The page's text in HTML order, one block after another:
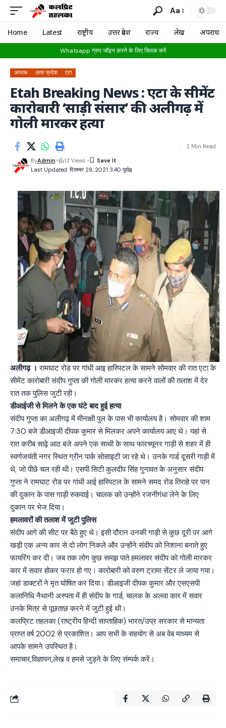
Aa
Home Latest राष्ट्रीय उत्तर प्रदेश राज्य लेख अपराध
Whatsapp ग्रुप जॉइन करने के लिए क्लिक करें
अपराध उत्तर प्रदेश एटा
Etah Breaking News : एटा के सीमेंट
कारोबारी ‘साड़ी संसार’ की अलीगढ़ में
गोली मारकर हत्या
Last Updated: दिसम्बर 28, 2021 3:40 पूर्वाह्न
ByAdmin 13 Views
2 Min Read
अलीगढ़ ।रामघाट रोड पर गांधी आइ हास्‍पिटल के सामने सोमवार की रात एटा के
सीमेंट कारोबारी संदीप गुप्ता की गोली मारकर हत्या करने वालों की तलाश में देर
रात तक पुलिस जुटी रही।
डीआईजी से मिलने के एक घंटे बाद हुई हत्या
संदीप गुप्ता का अलीगढ़ में मीनाक्षी पुल के पास भी कार्यालय है। सोमवार की शाम
7:30 बजे डीआइजी दीपक कुमार से मिलकर अपने कार्यालय आए थे। यहां से
रात करीब साढ़े आठ बजे अपने एक साथी के साथ फारच्यूनर गाड़ी से शहर में ही
स्वर्णजयंती नगर स्थित ग्रीन पार्क सोसाइटी जा रहे थे। उनके गार्ड दूसरी गाड़ी में
थे, जो पीछे चल रही थी। एसपी सिटी कुलदीप सिंह गुनावत के अनुसार संदीप
गुप्ता ने रामघाट रोड पर गांधी आई हास्पिटल के सामने समद रोड तिराहे पर पान
की दुकान के पास गाड़ी रुकवाई। चालक को उन्होंने रजनीगंधा लेने के लिए
दुकान पर भेज दिया।
हमलावरों की तलाश में जुटी पुलिस
संदीप आगे की सीट पर बैठे हुए थे। इसी दौरान उनकी गाड़ी से कुछ दूरी पर आगे
खड़ी एक अन्य कार से दो लाेग निकले और उन्होंने संदीप को निशाना बनाते हुए
फायरिंग कर दी। जब तक लोग कुछ समझ पाते हमलावर संदीप को गोली मारकर
कार में सवार होकर फरार हो गए। कारोबारी को वरुण ट्रामा सेंटर ले जाया गया।
जहां डाक्टरों ने मृत घोषित कर दिया। डीआइजी दीपक कुमार और एसएसपी
कलानिधि नैथानी अस्पता में ही संदीप के गार्ड, चालक के अलवा कार में सवार
उनके मित्र से पूछताछ करने में जुटी हुई थी।
कलप्रिट तहलका (राष्ट्रीय हिन्दी साप्ताहिक) भारत/उप्र सरकार से मान्यता
प्राप्त वर्ष 2002 से प्रकाशित। आप सभी के सहयोग से अब वेब माध्यम से
आपके सामने उपस्थित है।
समाचार,विज्ञापन,लेख व हमसे जुड़ने के लिए संम्पर्क करें।